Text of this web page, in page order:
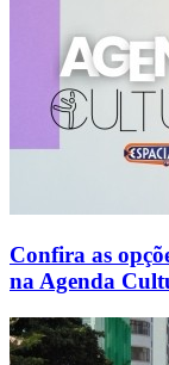
Confira as
na Agenda